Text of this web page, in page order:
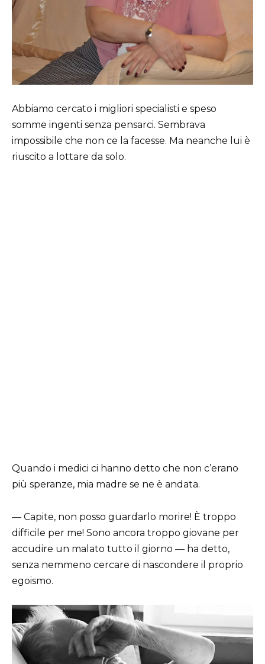
Abbiamo cercato i migliori specialisti e speso
somme ingenti senza pensarci. Sembrava
impossibile che non ce la facesse. Ma neanche lui è
riuscito a lottare da solo.
Quando i medici ci hanno detto che non c’erano
più speranze, mia madre se ne è andata.
— Capite, non posso guardarlo morire! È troppo
difficile per me! Sono ancora troppo giovane per
accudire un malato tutto il giorno — ha detto,
senza nemmeno cercare di nascondere il proprio
egoismo.